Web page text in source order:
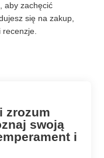
aby zachęcić
się na zakup,
recenzje.